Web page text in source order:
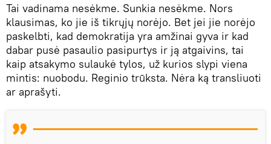
Tai vadinama nesėkme. Sunkia nesėkme. Nors
klausimas, ko jie iš tikrųjų norėjo. Bet jei jie norėjo
paskelbti, kad demokratija yra amžinai gyva ir kad
dabar pusė pasaulio pasipurtys ir ją atgaivins, tai
kaip atsakymo sulaukė tylos, už kurios slypi viena
mintis: nuobodu. Reginio trūksta. Nėra ką transliuoti
ar aprašyti.